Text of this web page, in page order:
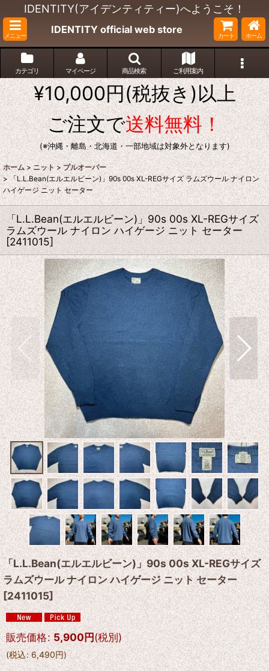
IDENTITY(アイデンティティー)へようこそ！
メニュー
IDENTITY official web store
カート ホーム
カテゴリ マイページ 商品検索 ご利用案内
¥10,000円(税抜き)以上
ご注文で送料無料！
(※沖縄・離島・北海道・一部地域は対象外となります)
ホーム > ニット > プルオーバー
> 「L.L.Bean(エルエルビーン)」90s 00s XL-REGサイズ ラムズウール ナイロン
ハイゲージ ニット セーター
「L.L.Bean(エルエルビーン)」90s 00s XL-REGサイズ
ラムズウール ナイロン ハイゲージ ニット セーター
[2411015]
「L.L.Bean(エルエルビーン)」90s 00s XL-REGサイズ
ラムズウール ナイロン ハイゲージ ニット セーター
[2411015]
販売価格: 5,900円(税別)
(税込: 6,490円)